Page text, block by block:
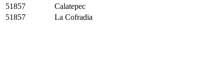
51857
Calatepec
51857
La Cofradia